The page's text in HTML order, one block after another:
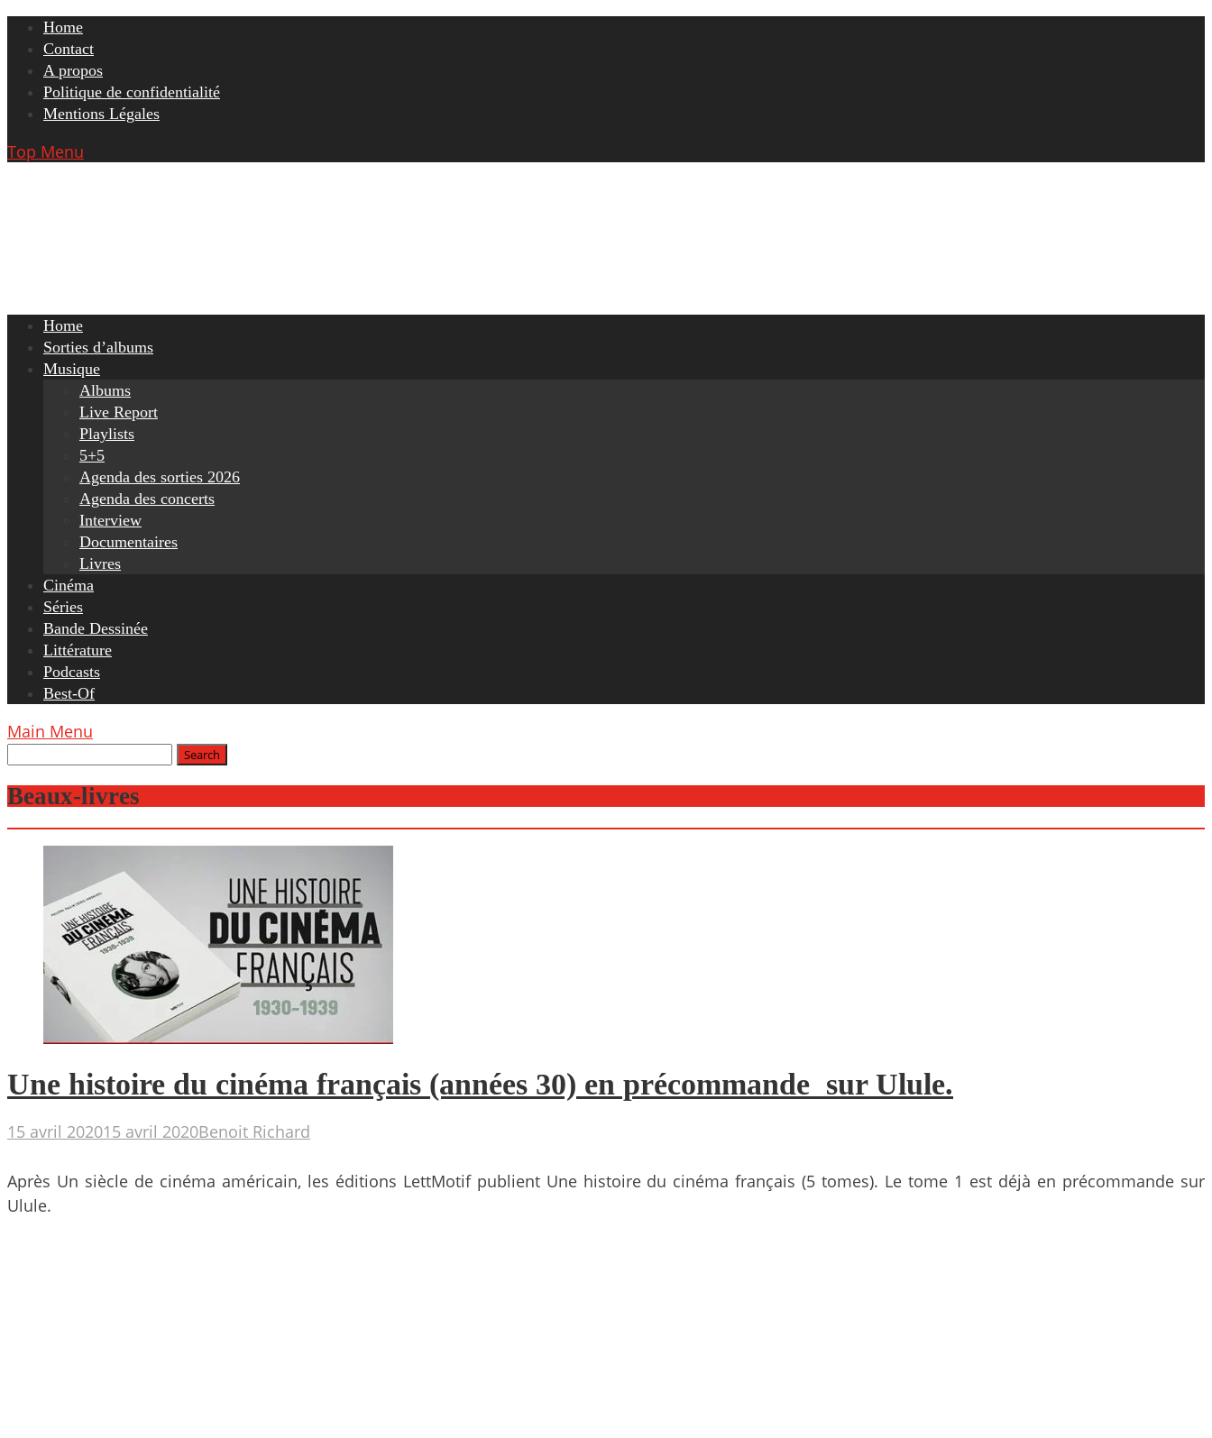
Skip
content
Home
Contact
A propos
Politique de confidentialité
Mentions Légales
Top Menu
Home
Sorties d’albums
Musique
Albums
Live Report
Playlists
5+5
Agenda des sorties 2026
Agenda des concerts
Interview
Documentaires
Livres
Cinéma
Séries
Bande Dessinée
Littérature
Podcasts
Best-Of
Main Menu
Beaux-livres
Une histoire du cinéma français (années 30) en précommande sur Ulule.
15 avril 202015 avril 2020Benoit Richard
Après Un siècle de cinéma américain, les éditions LettMotif publient Une histoire du cinéma français (5 tomes). Le tome 1 est déjà en précommande sur
Ulule.